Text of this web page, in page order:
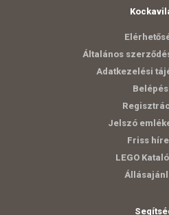
Általános
Adatkezelési
Belépés
Jelszó
Friss
LEGO